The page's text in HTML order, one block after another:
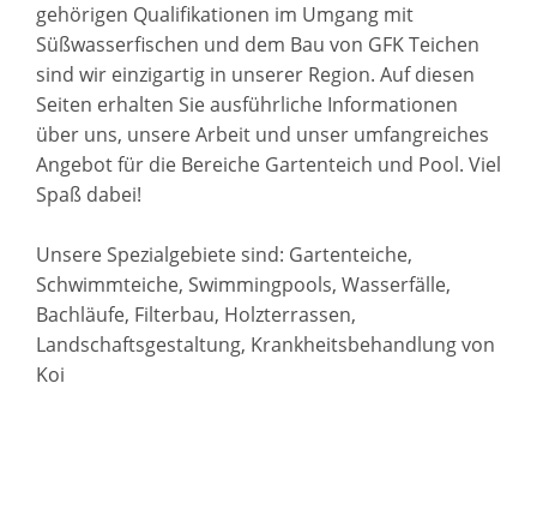
gehörigen Qualifikationen im Umgang mit
Süßwasserfischen und dem Bau von GFK Teichen
sind wir einzigartig in unserer Region. Auf diesen
Seiten erhalten Sie ausführliche Informationen
über uns, unsere Arbeit und unser umfangreiches
Angebot für die Bereiche Gartenteich und Pool. Viel
Spaß dabei!
Unsere Spezialgebiete sind: Gartenteiche,
Schwimmteiche, Swimmingpools, Wasserfälle,
Bachläufe, Filterbau, Holzterrassen,
Landschaftsgestaltung, Krankheitsbehandlung von
Koi